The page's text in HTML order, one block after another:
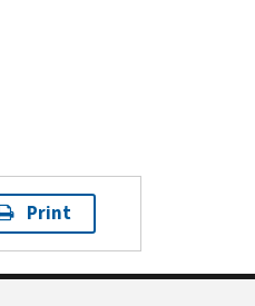
Print